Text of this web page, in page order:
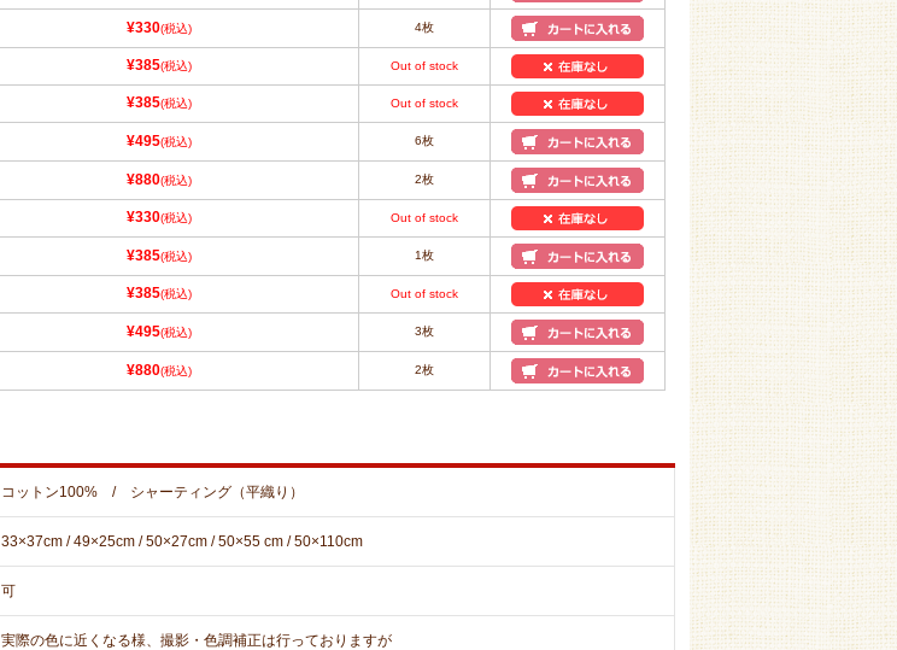
¥330(税込) 4枚
¥385(税込) Out of stock
¥385(税込) Out of stock
¥495(税込) 6枚
¥880(税込) 2枚
¥330(税込) Out of stock
¥385(税込) 1枚
¥385(税込) Out of stock
¥495(税込) 3枚
¥880(税込) 2枚
コットン100% / シャーティング（平織り）
33×37cm / 49×25cm / 50×27cm / 50×55 cm / 50×110cm
可
実際の色に近くなる様、撮影・色調補正は行っておりますが